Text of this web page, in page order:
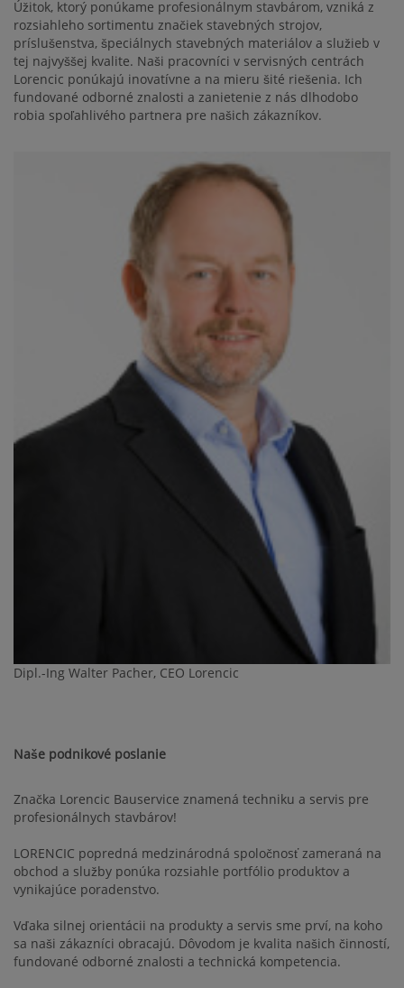
Úžitok, ktorý ponúkame profesionálnym stavbárom, vzniká z
rozsiahleho sortimentu značiek stavebných strojov,
príslušenstva, špeciálnych stavebných materiálov a služieb v
tej najvyššej kvalite. Naši pracovníci v servisných centrách
Lorencic ponúkajú inovatívne a na mieru šité riešenia. Ich
fundované odborné znalosti a zanietenie z nás dlhodobo
robia spoľahlivého partnera pre našich zákazníkov.
Dipl.-Ing Walter Pacher, CEO Lorencic
Naše podnikové poslanie
Značka Lorencic Bauservice znamená techniku a servis pre
profesionálnych stavbárov!
LORENCIC popredná medzinárodná spoločnosť zameraná na
obchod a služby ponúka rozsiahle portfólio produktov a
vynikajúce poradenstvo.
Vďaka silnej orientácii na produkty a servis sme prví, na koho
sa naši zákazníci obracajú. Dôvodom je kvalita našich činností,
fundované odborné znalosti a technická kompetencia.